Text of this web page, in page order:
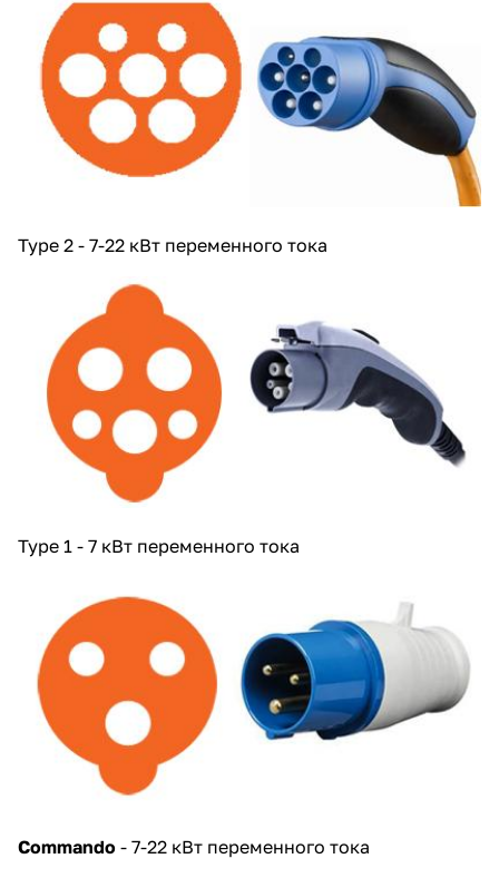
Type 2 - 7-22 кВт переменного тока
Type 1 - 7 кВт переменного тока
Commando - 7-22 кВт переменного тока